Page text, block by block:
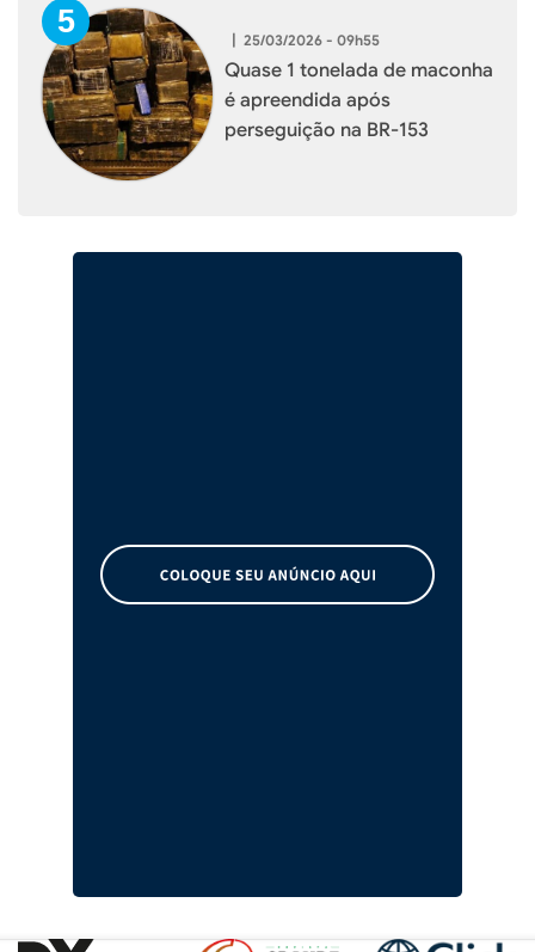
| 25/03/2026 - 09h55
Quase 1 tonelada de maconha
é apreendida após
perseguição na BR-153